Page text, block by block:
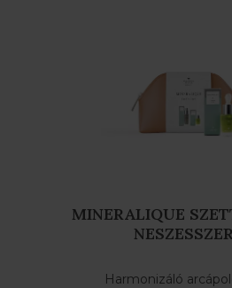
MINERALIQUE
Harmonizáló